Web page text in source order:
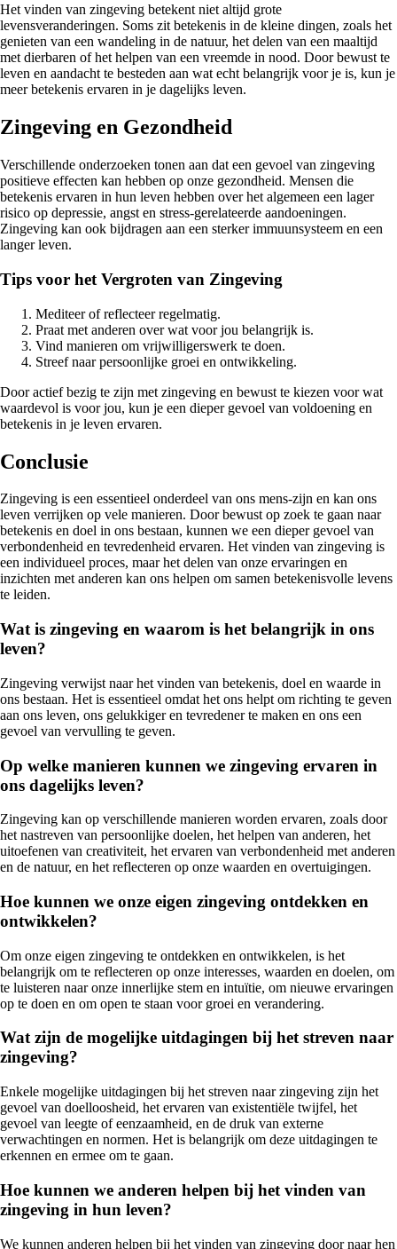
Het vinden van zingeving betekent niet altijd grote
levensveranderingen. Soms zit betekenis in de kleine dingen, zoals het
genieten van een wandeling in de natuur, het delen van een maaltijd
met dierbaren of het helpen van een vreemde in nood. Door bewust te
leven en aandacht te besteden aan wat echt belangrijk voor je is, kun je
meer betekenis ervaren in je dagelijks leven.
Zingeving en Gezondheid
Verschillende onderzoeken tonen aan dat een gevoel van zingeving
positieve effecten kan hebben op onze gezondheid. Mensen die
betekenis ervaren in hun leven hebben over het algemeen een lager
risico op depressie, angst en stress-gerelateerde aandoeningen.
Zingeving kan ook bijdragen aan een sterker immuunsysteem en een
langer leven.
Tips voor het Vergroten van Zingeving
Mediteer of reflecteer regelmatig.
Praat met anderen over wat voor jou belangrijk is.
Vind manieren om vrijwilligerswerk te doen.
Streef naar persoonlijke groei en ontwikkeling.
Door actief bezig te zijn met zingeving en bewust te kiezen voor wat
waardevol is voor jou, kun je een dieper gevoel van voldoening en
betekenis in je leven ervaren.
Conclusie
Zingeving is een essentieel onderdeel van ons mens-zijn en kan ons
leven verrijken op vele manieren. Door bewust op zoek te gaan naar
betekenis en doel in ons bestaan, kunnen we een dieper gevoel van
verbondenheid en tevredenheid ervaren. Het vinden van zingeving is
een individueel proces, maar het delen van onze ervaringen en
inzichten met anderen kan ons helpen om samen betekenisvolle levens
te leiden.
Wat is zingeving en waarom is het belangrijk in ons
leven?
Zingeving verwijst naar het vinden van betekenis, doel en waarde in
ons bestaan. Het is essentieel omdat het ons helpt om richting te geven
aan ons leven, ons gelukkiger en tevredener te maken en ons een
gevoel van vervulling te geven.
Op welke manieren kunnen we zingeving ervaren in
ons dagelijks leven?
Zingeving kan op verschillende manieren worden ervaren, zoals door
het nastreven van persoonlijke doelen, het helpen van anderen, het
uitoefenen van creativiteit, het ervaren van verbondenheid met anderen
en de natuur, en het reflecteren op onze waarden en overtuigingen.
Hoe kunnen we onze eigen zingeving ontdekken en
ontwikkelen?
Om onze eigen zingeving te ontdekken en ontwikkelen, is het
belangrijk om te reflecteren op onze interesses, waarden en doelen, om
te luisteren naar onze innerlijke stem en intuïtie, om nieuwe ervaringen
op te doen en om open te staan voor groei en verandering.
Wat zijn de mogelijke uitdagingen bij het streven naar
zingeving?
Enkele mogelijke uitdagingen bij het streven naar zingeving zijn het
gevoel van doelloosheid, het ervaren van existentiële twijfel, het
gevoel van leegte of eenzaamheid, en de druk van externe
verwachtingen en normen. Het is belangrijk om deze uitdagingen te
erkennen en ermee om te gaan.
Hoe kunnen we anderen helpen bij het vinden van
zingeving in hun leven?
We kunnen anderen helpen bij het vinden van zingeving door naar hen